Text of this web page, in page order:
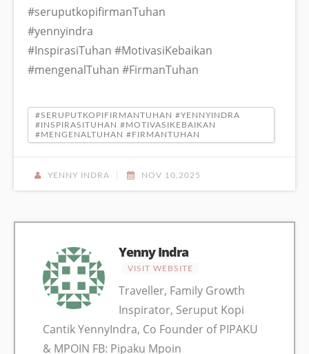
#seruputkopifirmanTuhan
#yennyindra
#InspirasiTuhan #MotivasiKebaikan
#mengenalTuhan #FirmanTuhan
#SERUPUTKOPIFIRMANTUHAN #YENNYINDRA
#INSPIRASITUHAN #MOTIVASIKEBAIKAN
#MENGENALTUHAN #FIRMANTUHAN
YENNY INDRA NOV 10,2025
Yenny Indra
VISIT WEBSITE
Traveller, Family Growth
Inspirator, Seruput Kopi
Cantik YennyIndra, Co Founder of PIPAKU
& MPOIN FB: Pipaku Mpoin